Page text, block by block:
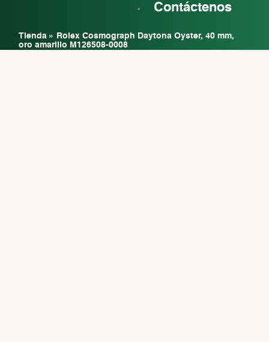
Contáctenos
Tienda »
Rolex Cosmograph Daytona Oyster, 40 mm,
oro amarillo M126508-0008